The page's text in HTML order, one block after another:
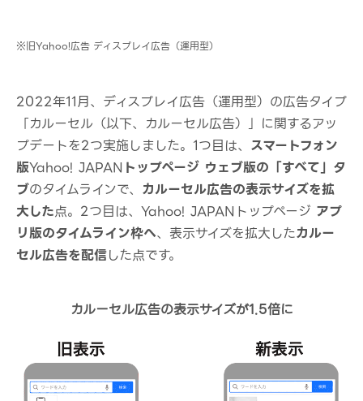
※旧Yahoo!広告 ディスプレイ広告（運用型）
2022年11月、ディスプレイ広告（運用型）の広告タイプ
「カルーセル（以下、カルーセル広告）」に関するアッ
プデートを2つ実施しました。1つ目は、 スマートフォン
版Yahoo! JAPAN トップページ ウェブ版の「すべて」タ
ブのタイムラインで、 カルーセル広告の表示サイズを拡
大した点。2つ目は、Yahoo! JAPANトップページ アプ
リ版のタイムライン枠へ、表示サイズを拡大したカルー
セル広告を配信した点です。
カルーセル広告の表示サイズが1.5倍に